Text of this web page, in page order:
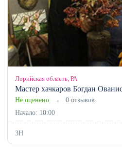
Лорийская область, РА
Мастер хачкаров Богдан
Не оценено
0 отзывов
Начало: 10:00
3H